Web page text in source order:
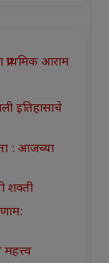
आराम
इतिहासाचे
: आजच्या
शक्ती